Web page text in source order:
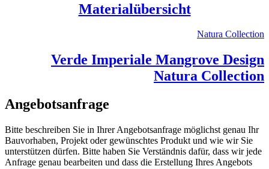
Materialübersicht
Natura Collection
Verde Imperiale Mangrove Design
Natura Collection
Angebotsanfrage
Bitte beschreiben Sie in Ihrer Angebotsanfrage möglichst genau Ihr
Bauvorhaben, Projekt oder gewünschtes Produkt und wie wir Sie
unterstützen dürfen. Bitte haben Sie Verständnis dafür, dass wir jede
Anfrage genau bearbeiten und dass die Erstellung Ihres Angebots